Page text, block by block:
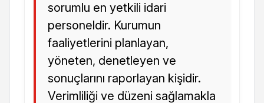
sorumlu en yetkili idari
personeldir. Kurumun
faaliyetlerini planlayan,
yöneten, denetleyen ve
sonuçlarını raporlayan kişidir.
Verimliliği ve düzeni sağlamakla